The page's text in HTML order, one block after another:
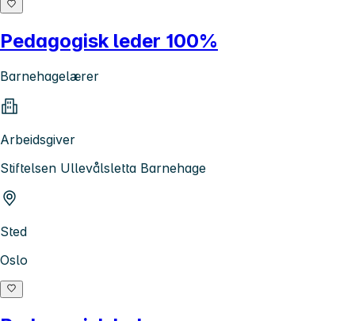
Pedagogisk leder 100%
Barnehagelærer
Arbeidsgiver
Stiftelsen Ullevålsletta Barnehage
Sted
Oslo